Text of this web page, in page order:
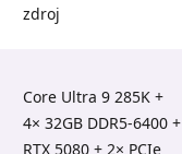
zdroj
Core Ultra 9 285K +
4× 32GB DDR5-6400 +
RTX 5080 + 2× PCIe